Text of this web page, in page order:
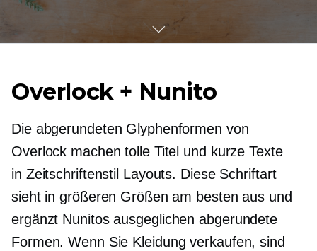
Overlock + Nunito
Die abgerundeten Glyphenformen von
Overlock machen tolle Titel und kurze Texte
in Zeitschriftenstil Layouts. Diese Schriftart
sieht in größeren Größen am besten aus und
ergänzt Nunitosausgeglichen abgerundete
Formen. Wenn Sie Kleidung verkaufen, sind